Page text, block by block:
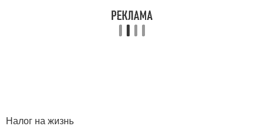
Налог на жизнь